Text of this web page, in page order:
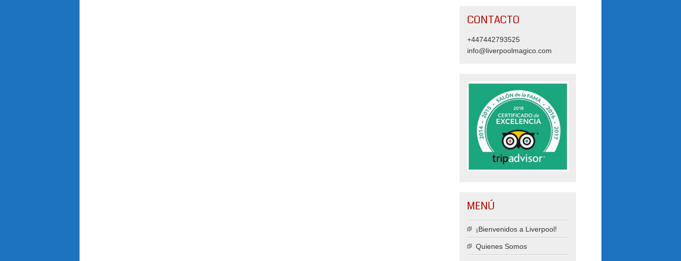
CONTACTO
+447442793525
info@liverpoolmagico.com
MENÚ
¡Bienvenidos a Liverpool!
Quienes Somos